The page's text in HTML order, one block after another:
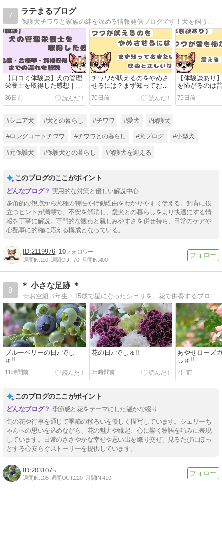
7
ラテまるブログ
保護犬チワワと家族の絆を深める情報発信ブログです！犬を飼うのも初めての、ごく普通の家族が保護犬チワワを迎えて、悩んだり不安に思ったこと、ふとした疑問などについての情報を発信していきます
【口コミ体験談】犬の管理
栄養士を取得した感想｜難
易度・合格率・資格取得ま
での流れを解説
36日前
チワワが吠えるのをやめさ
せるには？まず知っておき
たい理由と正しい対策
70日前
【体験談あり
を怖がるのは
る・隠れる時
75日前
#シニア犬 #犬との暮らし #チワワ #愛犬 #保護犬
#ロングコートチワワ #チワワとの暮らし #犬ブログ #小型犬
#元保護犬 #保護犬との暮らし #保護犬を迎える
このブログのここがポイント
実用的な対策と優しい解説中心
多角的な視点から犬種の特性や行動理由をわかりやすく伝える。飼育に役
立つヒントが満載で、不安を解消し、愛犬との暮らしをより快適にする情
報を丁寧に解説。専門的な観点と親しみやすさを併せ持ち、日常のケアや
心配事に的確に応える構成となっている。
2119976 10
週間IN:110 週間OUT:70 月間IN:400
8
＊ 小さな足跡 ＊
.☆お空組３年生・15歳で星になったシェリを、花で供養するブログ.｡.:*・☆
ブルーベリーの日♪ でし
ゅ!!
11時間前
花の日♪ でしゅ!!
35時間前
あやせローズ
しゅ!!
2日前
このブログのここがポイント
季節感と花をテーマにした温かな綴り
旬の花や行事を通じて季節の移ろいを優しく描写しています。シェリーち
ゃんへの思いを込めながら、花の魅力や縁起、心に響く物語を巧みに表現
しています。日常のささやかな幸せや思い出を織り交ぜ、見るたびにほっ
とする心安らぐストーリーを提供しています。
2031075
週間IN:105 週間OUT:220 月間IN:410